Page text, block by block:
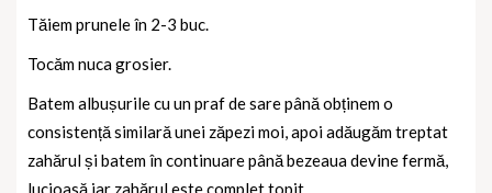
Tăiem prunele în 2-3 buc.
Tocăm nuca grosier.
Batem albușurile cu un praf de sare până obținem o
consistență similară unei zăpezi moi, apoi adăugăm treptat
zahărul și batem în continuare până bezeaua devine fermă,
lucioasă iar zahărul este complet topit.